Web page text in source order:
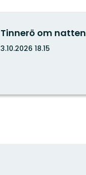
Tinnerö om natten
3.10.2026 18.15